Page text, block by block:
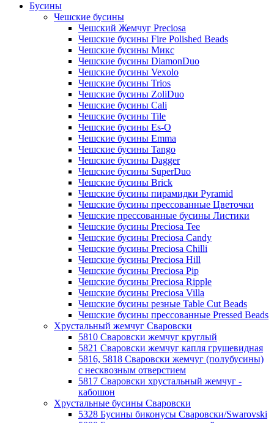
Бусины
Чешские бусины
Чешский Жемчуг Preciosa
Чешские бусины Fire Polished Beads
Чешские бусины Микс
Чешские бусины DiamonDuo
Чешские бусины Vexolo
Чешские бусины Trios
Чешские бусины ZoliDuo
Чешские бусины Cali
Чешские бусины Tile
Чешские бусины Es-O
Чешские бусины Emma
Чешские бусины Tango
Чешские бусины Dagger
Чешские бусины SuperDuo
Чешские бусины Brick
Чешские бусины пирамидки Pyramid
Чешские бусины прессованные Цветочки
Чешские прессованные бусины Листики
Чешские бусины Preciosa Tee
Чешские бусины Preciosa Candy
Чешские бусины Preciosa Chilli
Чешские бусины Preciosa Hill
Чешские бусины Preciosa Pip
Чешские бусины Preciosa Ripple
Чешские бусины Preciosa Villa
Чешские бусины резные Table Cut Beads
Чешские бусины прессованные Pressed Beads
Хрустальный жемчуг Сваровски
5810 Сваровски жемчуг круглый
5821 Сваровски жемчуг капля грушевидная
5816, 5818 Сваровски жемчуг (полубусины)
с несквозным отверстием
5817 Сваровски хрустальный жемчуг -
кабошон
Хрустальные бусины Сваровски
5328 Бусины биконусы Сваровски/Swarovski